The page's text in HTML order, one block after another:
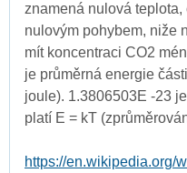
znamená nulová
nulovým pohybem, niže
mít koncentraci CO2
je průměrná energie
joule). 1.3806503E -23
platí E = kT
https://en.wikipedia.org/